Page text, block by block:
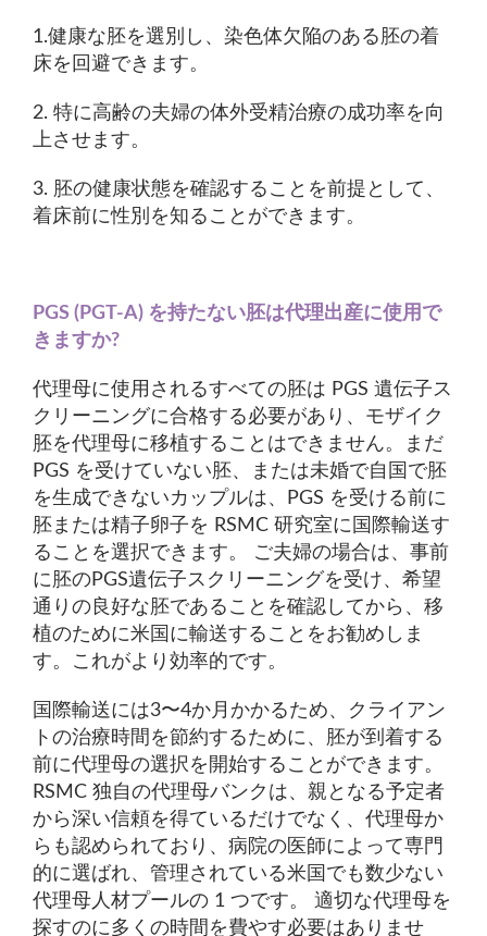
1.健康な胚を選別し、染色体欠陥のある胚の着
床を回避できます。
2. 特に高齢の夫婦の体外受精治療の成功率を向
上させます。
3. 胚の健康状態を確認することを前提として、
着床前に性別を知ることができます。
PGS (PGT-A) を持たない胚は代理出産に使用で
きますか?
代理母に使用されるすべての胚は PGS 遺伝子ス
クリーニングに合格する必要があり、モザイク
胚を代理母に移植することはできません。まだ
PGS を受けていない胚、または未婚で自国で胚
を生成できないカップルは、PGS を受ける前に
胚または精子卵子を RSMC 研究室に国際輸送す
ることを選択できます。 ご夫婦の場合は、事前
に胚のPGS遺伝子スクリーニングを受け、希望
通りの良好な胚であることを確認してから、移
植のために米国に輸送することをお勧めしま
す。これがより効率的です。
国際輸送には3〜4か月かかるため、クライアン
トの治療時間を節約するために、胚が到着する
前に代理母の選択を開始することができます。
RSMC 独自の代理母バンクは、親となる予定者
から深い信頼を得ているだけでなく、代理母か
らも認められており、病院の医師によって専門
的に選ばれ、管理されている米国でも数少ない
代理母人材プールの 1 つです。 適切な代理母を
探すのに多くの時間を費やす必要はありませ